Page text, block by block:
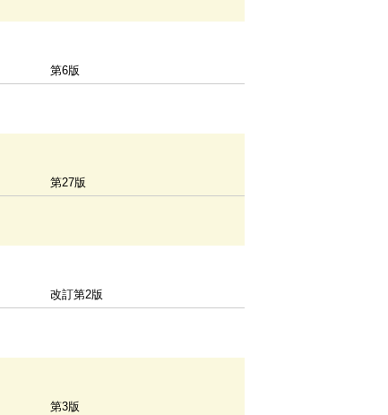
第6版
第27版
改訂第2版
第3版